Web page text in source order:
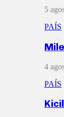
5
PAÍS
4
PAÍS